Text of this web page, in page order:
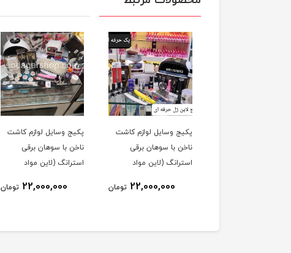
پکیج وسایل لوازم کاشت
ناخن با سوهان برقی
استرانگ (لاین مواد
22,000,000 تومان
پکیج وسایل لوازم کاشت
ناخن با سوهان برقی
استرانگ (لاین مواد
22,000,000 تومان